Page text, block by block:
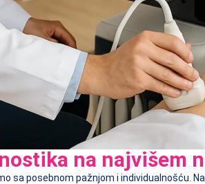
na najvišem
sa posebnom pažnjom i individualnošću.